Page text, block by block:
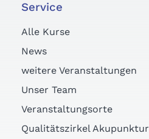
Service
Alle Kurse
News
weitere Veranstaltungen
Unser Team
Veranstaltungsorte
Qualitätszirkel Akupunktur